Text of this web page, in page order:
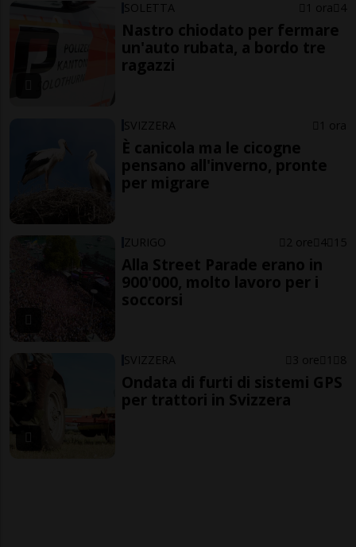
SOLETTA 1 ora 4
Nastro chiodato per fermare
un'auto rubata, a bordo tre
ragazzi
SVIZZERA 1 ora
È canicola ma le cicogne
pensano all'inverno, pronte
per migrare
ZURIGO 2 ore 4 15
Alla Street Parade erano in
900'000, molto lavoro per i
soccorsi
SVIZZERA 3 ore 1 8
Ondata di furti di sistemi GPS
per trattori in Svizzera